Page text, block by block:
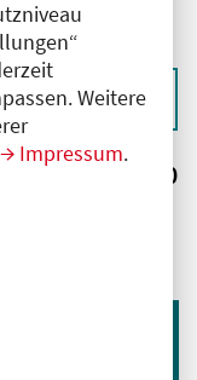
Weitere
Impressum.
neu laden
Ergebnisse: 0